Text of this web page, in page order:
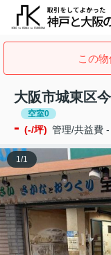
この
大阪市城東区
空室0
- (-/坪) 管理/共益費 -
1/1